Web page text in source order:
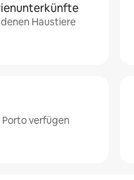
Haustiere
Porto verfügen